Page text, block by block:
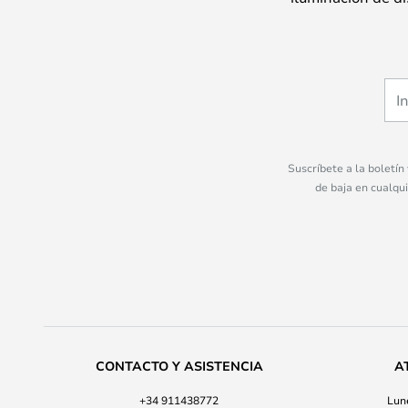
Suscríbete a la boletín
de baja en
CONTACTO Y ASISTENCIA
+34 911438772